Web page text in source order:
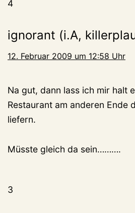
4
ignorant (i.A,
12. Februar 2009 um 12:58 Uhr
Na gut, dann lass ich mir halt
Restaurant am anderen Ende
liefern.
Müsste gleich da sein……….
3